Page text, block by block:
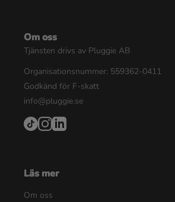
Om oss
Tjänsten drivs av Pluggie AB
Organisationsnummer: 559362-0411
Godkänd för F-skatt
info@pluggie.se
Läs mer
Om oss